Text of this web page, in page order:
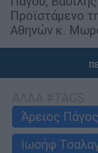
Προϊστάμενο
Αθηνών κ.
Άρειος Πάγος
Ιωσήφ